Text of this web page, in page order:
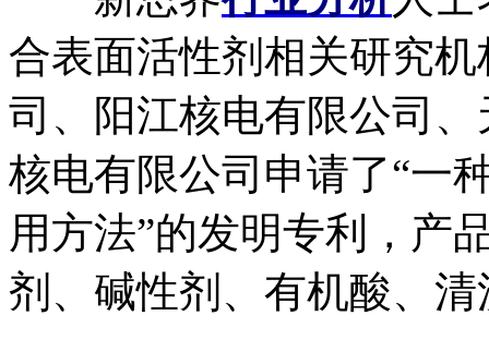
合表面活性剂相关研究
司、阳江核电有限公司
核电有限公司申请了“一
用方法”的发明专利，产
剂、碱性剂、有机酸、